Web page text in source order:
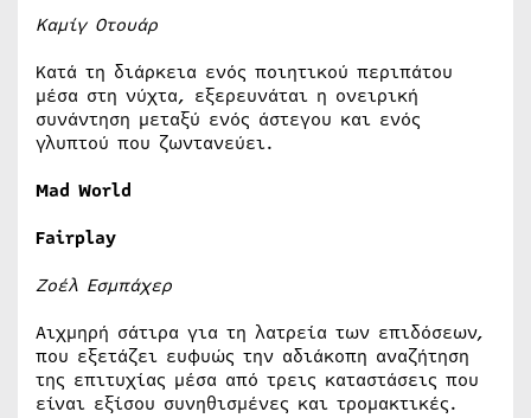
Καμίγ Οτουάρ
Κατά τη διάρκεια ενός ποιητικού περιπάτου
μέσα στη νύχτα, εξερευνάται η ονειρική
συνάντηση μεταξύ ενός άστεγου και ενός
γλυπτού που ζωντανεύει.
Mad World
Fairplay
Ζοέλ Εσμπάχερ
Αιχμηρή σάτιρα για τη λατρεία των επιδόσεων,
που εξετάζει ευφυώς την αδιάκοπη αναζήτηση
της επιτυχίας μέσα από τρεις καταστάσεις που
είναι εξίσου συνηθισμένες και τρομακτικές.